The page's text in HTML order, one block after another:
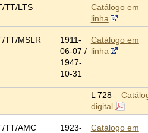
TT/LTS
Catálogo em
linha
TT/MSLR
1911-
06-07 /
1947-
10-31
Catálogo em
linha
L 728 –
digital
TT/AMC
1923-
Catálogo em